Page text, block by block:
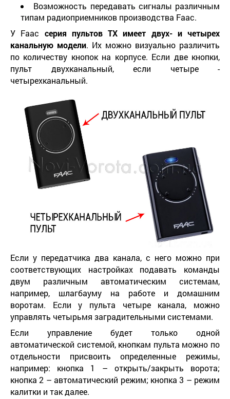
Возможность передавать сигналы различным
типам радиоприемников производства Faac.
У Faac серия пультов ТХ имеет двух- и четырех
канальную модели. Их можно визуально различить
по количеству кнопок на корпусе. Если две кнопки,
пульт двухканальный, если четыре -
четырехканальный.
Если у передатчика два канала, с него можно при
соответствующих настройках подавать команды
двум различным автоматическим системам,
например, шлагбауму на работе и домашним
воротам. Если у пульта четыре канала, можно
управлять четырьмя заградительными системами.
Если управление будет только одной
автоматической системой, кнопкам пульта можно по
отдельности присвоить определенные режимы,
например: кнопка 1 – открыть/закрыть ворота;
кнопка 2 – автоматический режим; кнопка 3 – режим
калитки и так далее.